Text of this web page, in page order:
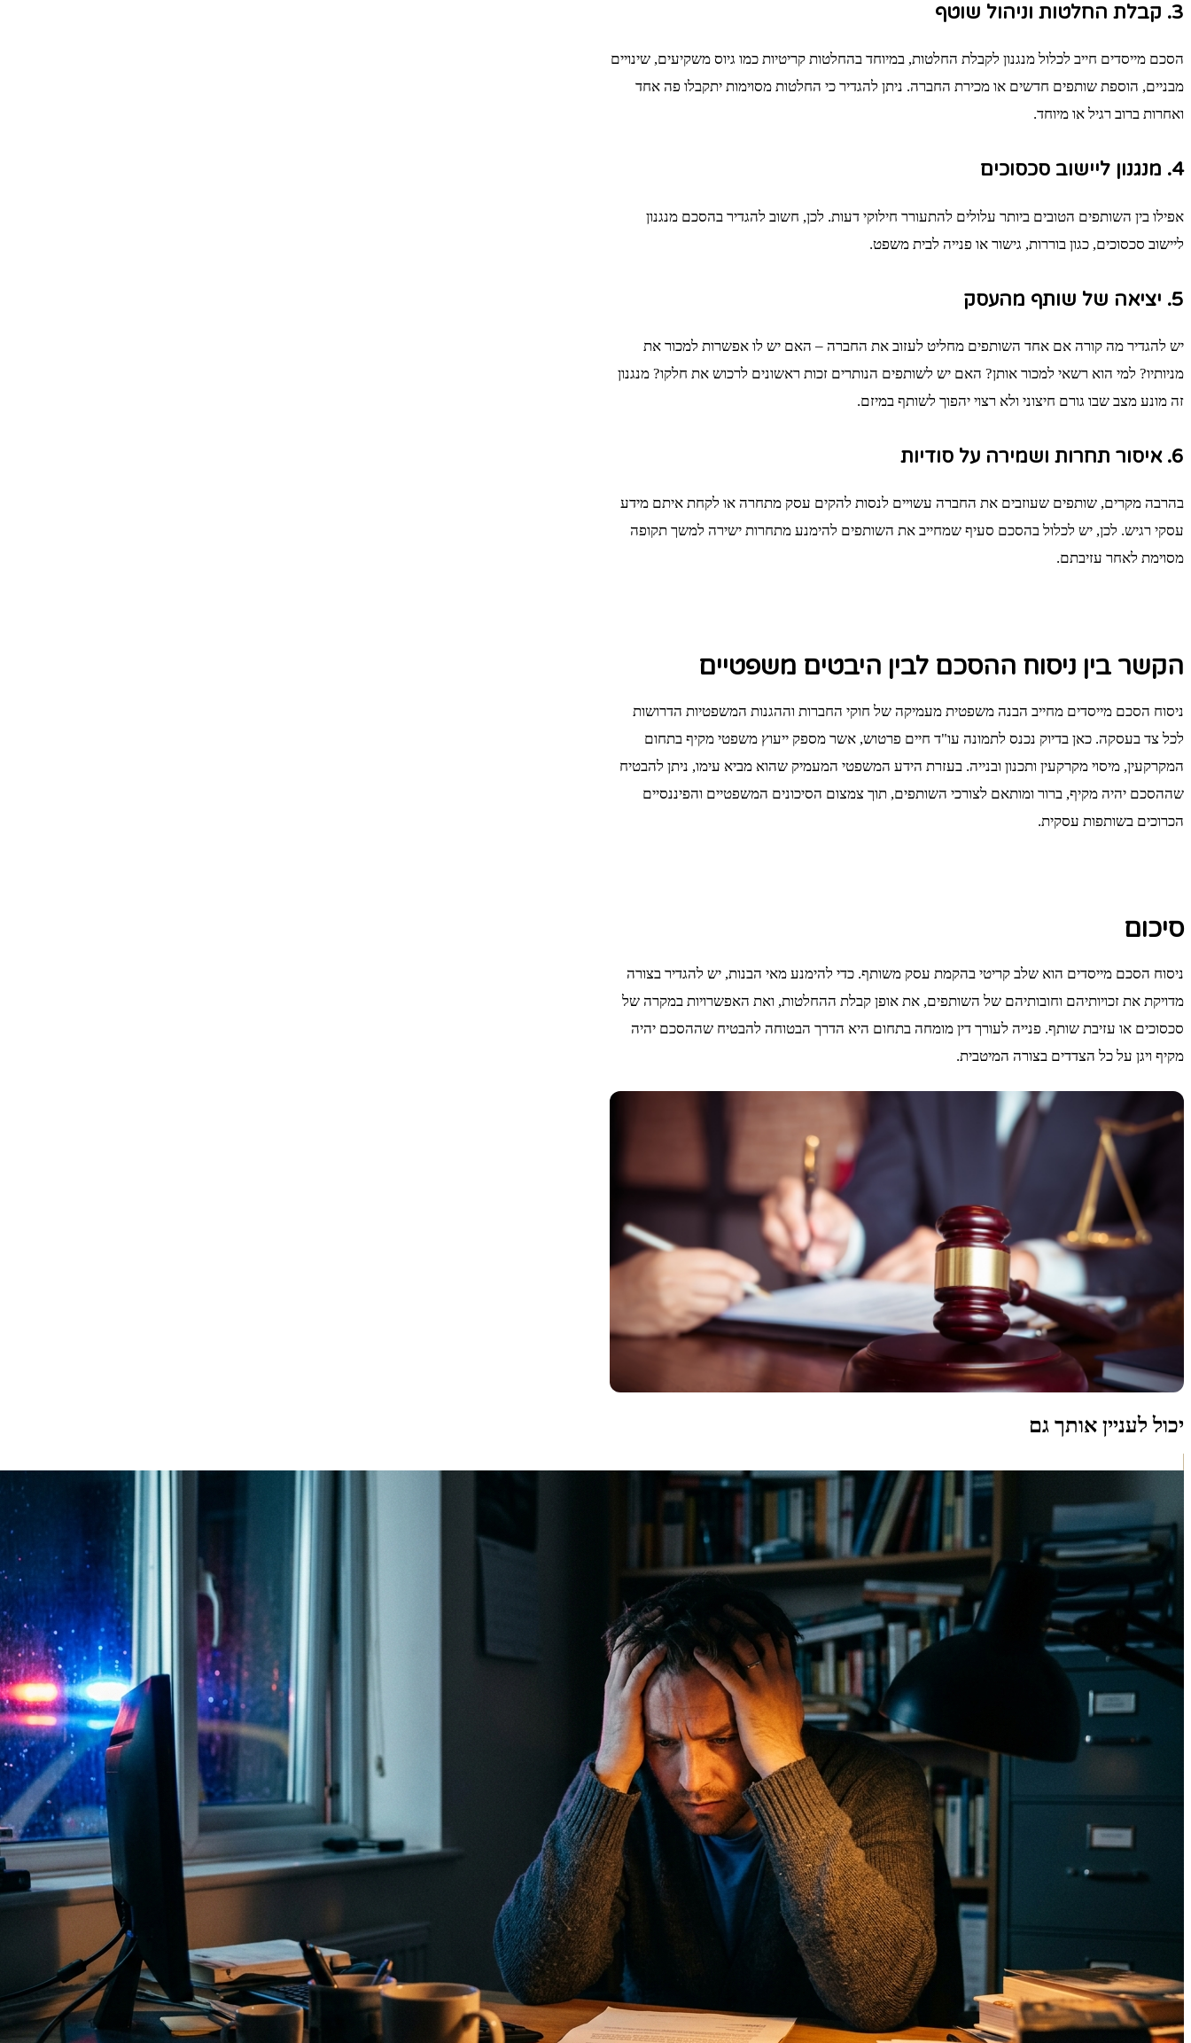
3. קבלת החלטות וניהול שוטף
הסכם מייסדים חייב לכלול מנגנון לקבלת החלטות, במיוחד בהחלטות קריטיות כמו גיוס משקיעים, שינויים
מבניים, הוספת שותפים חדשים או מכירת החברה. ניתן להגדיר כי החלטות מסוימות יתקבלו פה אחד
ואחרות ברוב רגיל או מיוחד.
4. מנגנון ליישוב סכסוכים
אפילו בין השותפים הטובים ביותר עלולים להתעורר חילוקי דעות. לכן, חשוב להגדיר בהסכם מנגנון
ליישוב סכסוכים, כגון בוררות, גישור או פנייה לבית משפט.
5. יציאה של שותף מהעסק
יש להגדיר מה קורה אם אחד השותפים מחליט לעזוב את החברה – האם יש לו אפשרות למכור את
מניותיו? למי הוא רשאי למכור אותן? האם יש לשותפים הנותרים זכות ראשונים לרכוש את חלקו? מנגנון
זה מונע מצב שבו גורם חיצוני ולא רצוי יהפוך לשותף במיזם.
6. איסור תחרות ושמירה על סודיות
בהרבה מקרים, שותפים שעוזבים את החברה עשויים לנסות להקים עסק מתחרה או לקחת איתם מידע
עסקי רגיש. לכן, יש לכלול בהסכם סעיף שמחייב את השותפים להימנע מתחרות ישירה למשך תקופה
מסוימת לאחר עזיבתם.
הקשר בין ניסוח ההסכם לבין היבטים משפטיים
ניסוח הסכם מייסדים מחייב הבנה משפטית מעמיקה של חוקי החברות וההגנות המשפטיות הדרושות
לכל צד בעסקה. כאן בדיוק נכנס לתמונה עו"ד חיים פרטוש, אשר מספק ייעוץ משפטי מקיף בתחום
המקרקעין, מיסוי מקרקעין ותכנון ובנייה. בעזרת הידע המשפטי המעמיק שהוא מביא עימו, ניתן להבטיח
שההסכם יהיה מקיף, ברור ומותאם לצורכי השותפים, תוך צמצום הסיכונים המשפטיים והפיננסיים
הכרוכים בשותפות עסקית.
סיכום
ניסוח הסכם מייסדים הוא שלב קריטי בהקמת עסק משותף. כדי להימנע מאי הבנות, יש להגדיר בצורה
מדויקת את זכויותיהם וחובותיהם של השותפים, את אופן קבלת ההחלטות, ואת האפשרויות במקרה של
סכסוכים או עזיבת שותף. פנייה לעורך דין מומחה בתחום היא הדרך הבטוחה להבטיח שההסכם יהיה
מקיף ויגן על כל הצדדים בצורה המיטבית.
יכול לעניין אותך גם